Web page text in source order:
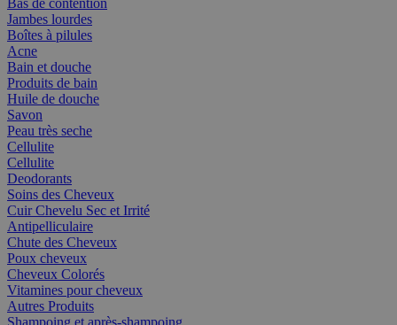
Bas de contention
Jambes lourdes
Boîtes à pilules
Acne
Bain et douche
Produits de bain
Huile de douche
Savon
Peau très seche
Cellulite
Cellulite
Deodorants
Soins des Cheveux
Cuir Chevelu Sec et Irrité
Antipelliculaire
Chute des Cheveux
Poux cheveux
Cheveux Colorés
Vitamines pour cheveux
Autres Produits